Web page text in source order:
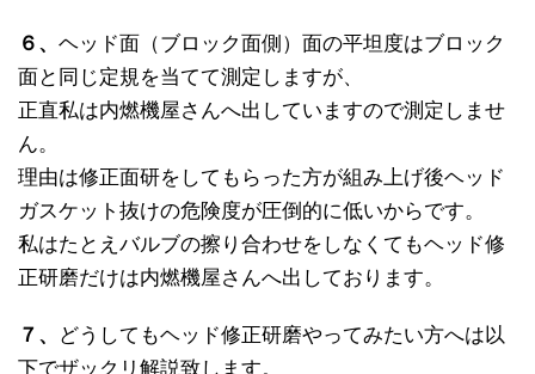
６、 ヘッド面（ブロック面側）面の平坦度はブロック
面と同じ定規を当てて測定しますが、
正直私は内燃機屋さんへ出していますので測定しませ
ん。
理由は修正面研をしてもらった方が組み上げ後ヘッド
ガスケット抜けの危険度が圧倒的に低いからです。
私はたとえバルブの擦り合わせをしなくてもヘッド修
正研磨だけは内燃機屋さんへ出しております。
７、
どうしてもヘッド修正研磨やってみたい方へは以
下でザックリ解説致します。